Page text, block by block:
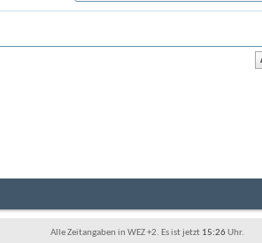
Alle Zeitangaben in WEZ +2. Es ist jetzt 15:26Uhr.